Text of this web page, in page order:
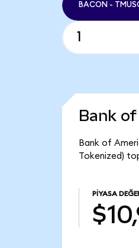
BACON -
Bank
Bank of
Tokenized)
PIYASA